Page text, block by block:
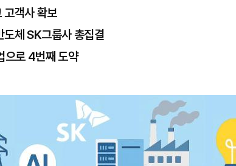
고객사 확보
도체 SK그룹사 총집결
으로 4번째 도약